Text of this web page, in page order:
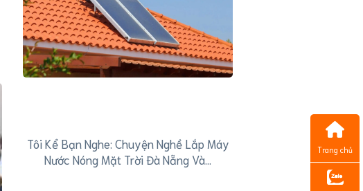
Tôi Kể Bạn Nghe: Chuyện Nghề Lắp Máy
Nước Nóng Mặt Trời Đà Nẵng Và...
Trang chủ